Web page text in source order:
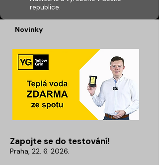
republice.
Novinky
Zapojte se do testování!
Praha, 22. 6. 2026.